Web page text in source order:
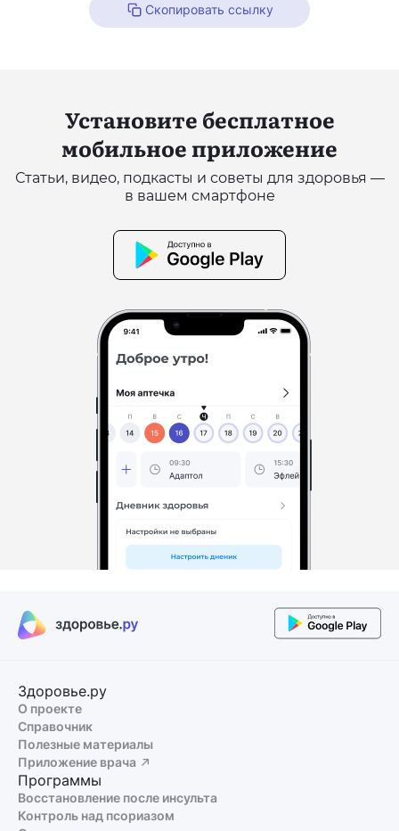
Скопировать ссылку
Установите бесплатное
мобильное приложение
Статьи, видео, подкасты и советы для здоровья —
в вашем смартфоне
Здоровье.ру
О проекте
Справочник
Полезные материалы
Приложение врача
Программы
Восстановление после инсульта
Контроль над псориазом